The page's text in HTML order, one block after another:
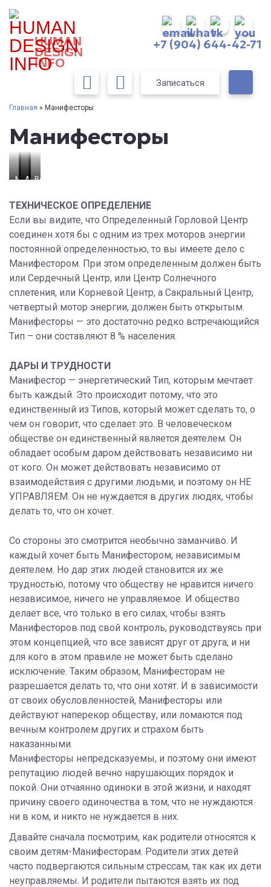
HUMAN
DESIGN
INFO
+7 (904) 644-42-71
Записаться
Главная » Манифесторы
Манифесторы
Monica Bellucci
Al Pacino
AdeleRobert De
ТЕХНИЧЕСКОЕ ОПРЕДЕЛЕНИЕ
Если вы видите, что Определенный Горловой Центр
соединен хотя бы с одним из трех моторов энергии
постоянной определенностью, то вы имеете дело с
Манифестором. При этом определенным должен быть
или Сердечный Центр, или Центр Солнечного
сплетения, или Корневой Центр, а Сакральный Центр,
четвертый мотор энергии, должен быть открытым.
Манифесторы — это достаточно редко встречающийся
Тип – они составляют 8 % населения.
ДАРЫ И ТРУДНОСТИ
Манифестор — энергетический Тип, которым мечтает
быть каждый. Это происходит потому, что это
единственный из Типов, который может сделать то, о
чем он говорит, что сделает это. В человеческом
обществе он единственный является деятелем. Он
обладает особым даром действовать независимо ни
от кого. Он может действовать независимо от
взаимодействия с другими людьми, и поэтому он НЕ
УПРАВЛЯЕМ. Он не нуждается в других людях, чтобы
делать то, что он хочет.
Со стороны это смотрится необычно заманчиво. И
каждый хочет быть Манифестором, независимым
деятелем. Но дар этих людей становится их же
трудностью, потому что обществу не нравится ничего
независимое, ничего не управляемое. И общество
делает все, что только в его силах, чтобы взять
Манифесторов под свой контроль, руководствуясь при
этом концепцией, что все зависят друг от друга, и ни
для кого в этом правиле не может быть сделано
исключение. Таким образом, Манифесторам не
разрешается делать то, что они хотят. И в зависимости
от своих обусловленностей, Манифесторы или
действуют наперекор обществу, или ломаются под
вечным контролем других и страхом быть
наказанными.
Манифесторы непредсказуемы, и поэтому они имеют
репутацию людей вечно нарушающих порядок и
покой. Они отчаянно одиноки в этой жизни, и находят
причину своего одиночества в том, что не нуждаются
ни в ком, и никто не нуждается в них.
Давайте сначала посмотрим, как родители относятся к
своим детям-Манифесторам. Родители этих детей
часто подвергаются сильным стрессам, так как их дети
неуправляемы. И родители пытаются взять их под